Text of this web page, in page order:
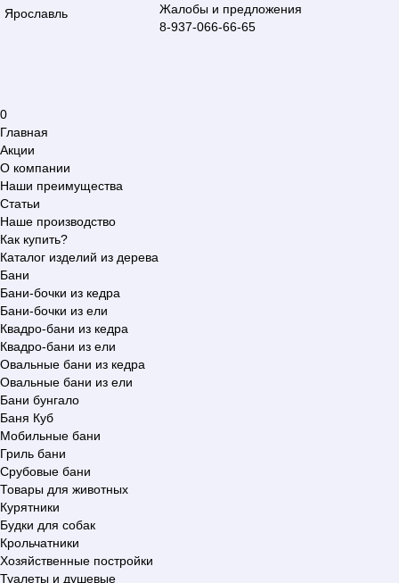
Ярославль
Жалобы и предложения
8-937-066-66-65
0
Главная
Акции
О компании
Наши преимущества
Статьи
Наше производство
Как купить?
Каталог изделий из дерева
Бани
Бани-бочки из кедра
Бани-бочки из ели
Квадро-бани из кедра
Квадро-бани из ели
Овальные бани из кедра
Овальные бани из ели
Бани бунгало
Баня Куб
Мобильные бани
Гриль бани
Срубовые бани
Товары для животных
Курятники
Будки для собак
Крольчатники
Хозяйственные постройки
Туалеты и душевые